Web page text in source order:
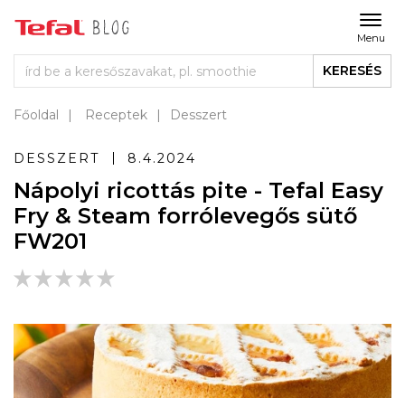
Menu
KERESÉS
Főoldal Receptek Desszert
DESSZERT 8.4.2024
Nápolyi ricottás pite - Tefal Easy
Fry & Steam forrólevegős sütő
FW201